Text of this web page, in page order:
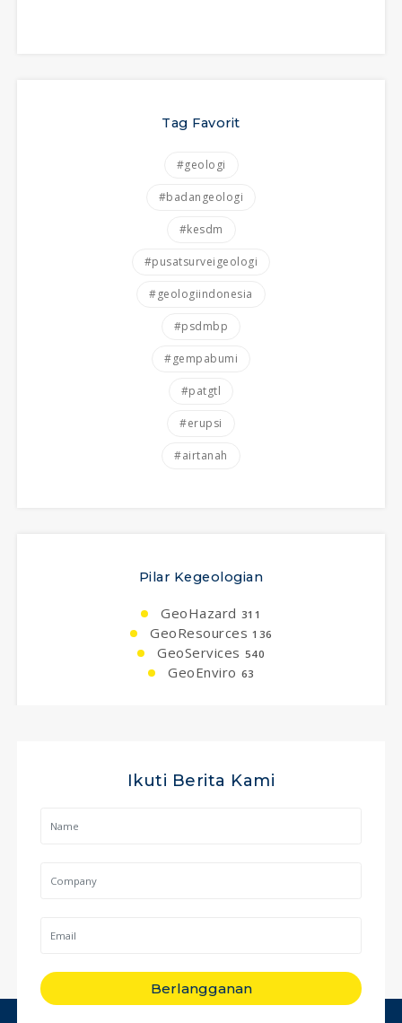
Tag Favorit
#geologi
#badangeologi
#kesdm
#pusatsurveigeologi
#geologiindonesia
#psdmbp
#gempabumi
#patgtl
#erupsi
#airtanah
Pilar Kegeologian
GeoHazard 311
GeoResources 136
GeoServices 540
GeoEnviro 63
Ikuti Berita Kami
Berlangganan